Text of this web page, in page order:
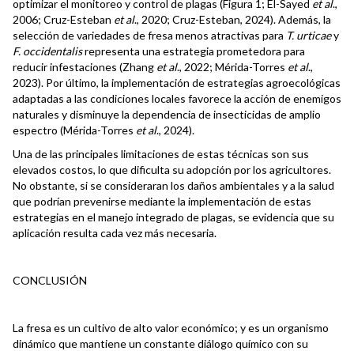
optimizar el monitoreo y control de plagas (Figura 1; El-Sayed et al.,
2006; Cruz-Esteban et al., 2020; Cruz-Esteban, 2024). Además, la
selección de variedades de fresa menos atractivas para T. urticaey
F. occidentalisrepresenta una estrategia prometedora para
reducir infestaciones (Zhang et al., 2022; Mérida-Torres et al.,
2023). Por último, la implementación de estrategias agroecológicas
adaptadas a las condiciones locales favorece la acción de enemigos
naturales y disminuye la dependencia de insecticidas de amplio
espectro (Mérida-Torres et al., 2024).
Una de las principales limitaciones de estas técnicas son sus
elevados costos, lo que dificulta su adopción por los agricultores.
No obstante, si se consideraran los daños ambientales y a la salud
que podrían prevenirse mediante la implementación de estas
estrategias en el manejo integrado de plagas, se evidencia que su
aplicación resulta cada vez más necesaria.
CONCLUSIÓN
La fresa es un cultivo de alto valor económico; y es un organismo
dinámico que mantiene un constante diálogo químico con su